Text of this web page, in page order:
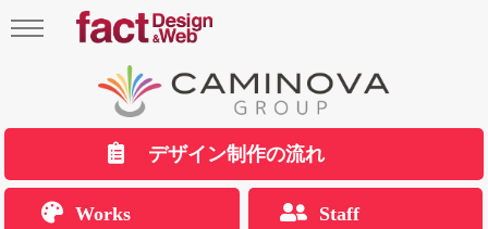
デザイン制作の流れ
Works Staff